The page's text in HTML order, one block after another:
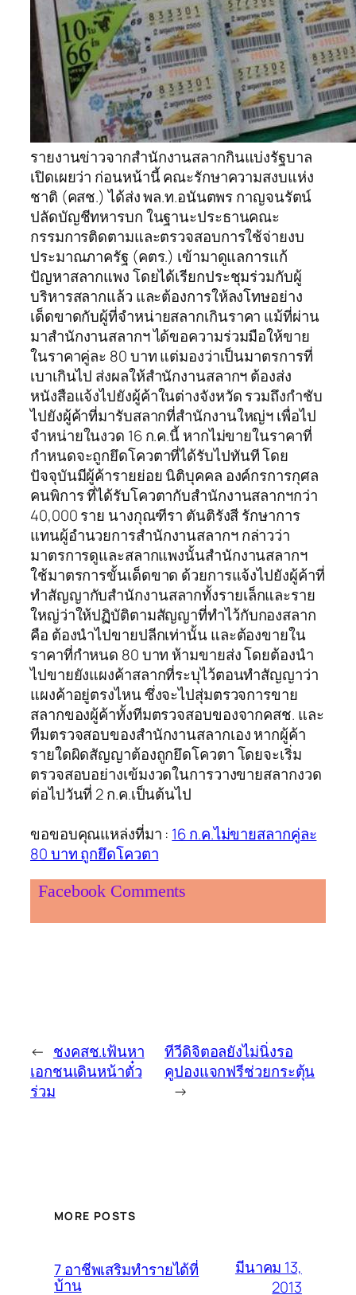
รายงานข่าวจากสำนักงานสลากกินแบ่งรัฐบาล
เปิดเผยว่า ก่อนหน้านี้ คณะรักษาความสงบแห่ง
ชาติ (คสช.) ได้ส่ง พล.ท.อนันตพร กาญจนรัตน์
ปลัดบัญชีทหารบก ในฐานะประธานคณะ
กรรมการติดตามและตรวจสอบการใช้จ่ายงบ
ประมาณภาครัฐ (คตร.) เข้ามาดูแลการแก้
ปัญหาสลากแพง โดยได้เรียกประชุมร่วมกับผู้
บริหารสลากแล้ว และต้องการให้ลงโทษอย่าง
เด็ดขาดกับผู้ที่จำหน่ายสลากเกินราคา แม้ที่ผ่าน
มาสำนักงานสลากฯ ได้ขอความร่วมมือให้ขาย
ในราคาคู่ละ 80 บาท แต่มองว่าเป็นมาตรการที่
เบาเกินไป ส่งผลให้สำนักงานสลากฯ ต้องส่ง
หนังสือแจ้งไปยังผู้ค้าในต่างจังหวัด รวมถึงกำชับ
ไปยังผู้ค้าที่มารับสลากที่สำนักงานใหญ่ฯ เพื่อไป
จำหน่ายในงวด 16 ก.ค.นี้ หากไม่ขายในราคาที่
กำหนดจะถูกยึดโควตาที่ได้รับไปทันที โดย
ปัจจุบันมีผู้ค้ารายย่อย นิติบุคคล องค์กรการกุศล
คนพิการ ที่ได้รับโควตากับสำนักงานสลากฯกว่า
40,000 ราย นางกุณฑีรา ตันติรังสี รักษาการ
แทนผู้อำนวยการสำนักงานสลากฯ กล่าวว่า
มาตรการดูและสลากแพงนั้นสำนักงานสลากฯ
ใช้มาตรการขั้นเด็ดขาด ด้วยการแจ้งไปยังผู้ค้าที่
ทำสัญญากับสำนักงานสลากทั้งรายเล็กและราย
ใหญ่ว่าให้ปฏิบัติตามสัญญาที่ทำไว้กับกองสลาก
คือ ต้องนำไปขายปลีกเท่านั้น และต้องขายใน
ราคาที่กำหนด 80 บาท ห้ามขายส่ง โดยต้องนำ
ไปขายยังแผงค้าสลากที่ระบุไว้ตอนทำสัญญาว่า
แผงค้าอยู่ตรงไหน ซึ่งจะไปสุ่มตรวจการขาย
สลากของผู้ค้าทั้งทีมตรวจสอบของจากคสช. และ
ทีมตรวจสอบของสำนักงานสลากเอง หากผู้ค้า
รายใดผิดสัญญาต้องถูกยึดโควตา โดยจะเริ่ม
ตรวจสอบอย่างเข้มงวดในการวางขายสลากงวด
ต่อไปวันที่ 2 ก.ค.เป็นต้นไป
ขอขอบคุณแหล่งที่มา : 16 ก.ค.ไม่ขายสลากคู่ละ
80 บาท ถูกยึดโควตา
Facebook Comments
← ชงคสช.เฟ้นหา
เอกชนเดินหน้าตั๋ว
ร่วม
ทีวีดิจิตอลยังไม่นิ่งรอ
คูปองแจกฟรีช่วยกระตุ้น
→
MORE POSTS
7 อาชีพเสริมทำรายได้ที่
บ้าน
มีนาคม 13,
2013